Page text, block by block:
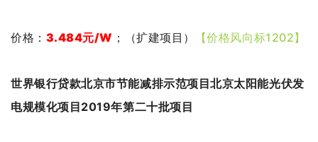
价格： 3.484元/W ；（扩建项目） 【价格风向标1202】
世界银行贷款北京市节能减排示范项目北京太阳能光伏发
电规模化项目2019年第二十批项目